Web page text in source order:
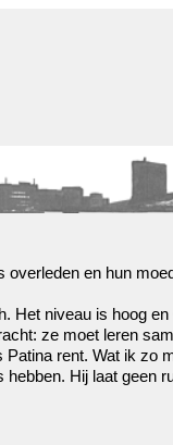
en hun
Het niveau is hoog
ze moet leren
Patina rent. Wat ik zo
Hij laat geen